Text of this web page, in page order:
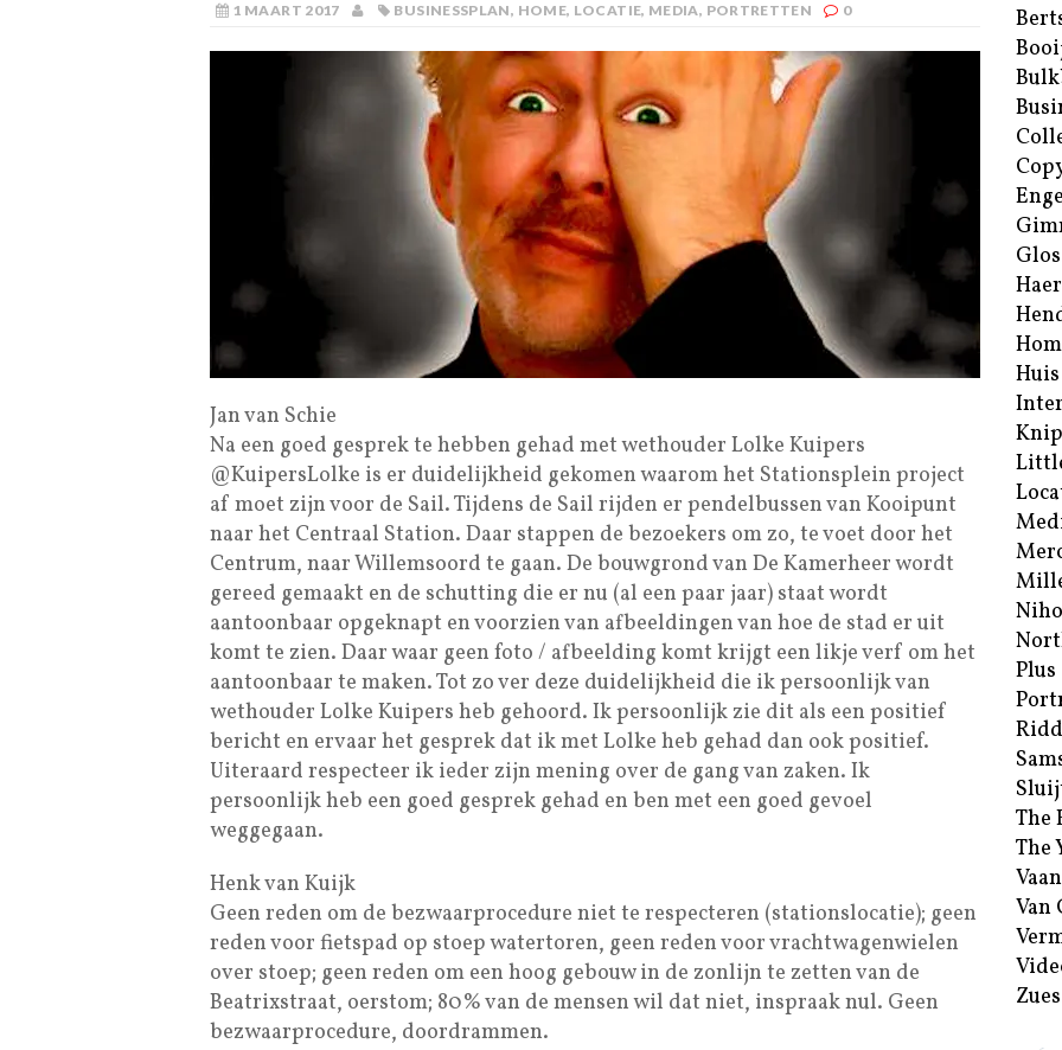
1 MAART 2017 BUSINESSPLAN, HOME, LOCATIE, MEDIA, PORTRETTEN 0
Jan van Schie
Na een goed gesprek te hebben gehad met wethouder Lolke Kuipers
@KuipersLolke is er duidelijkheid gekomen waarom het Stationsplein project
af moet zijn voor de Sail. Tijdens de Sail rijden er pendelbussen van Kooipunt
naar het Centraal Station. Daar stappen de bezoekers om zo, te voet door het
Centrum, naar Willemsoord te gaan. De bouwgrond van De Kamerheer wordt
gereed gemaakt en de schutting die er nu (al een paar jaar) staat wordt
aantoonbaar opgeknapt en voorzien van afbeeldingen van hoe de stad er uit
komt te zien. Daar waar geen foto / afbeelding komt krijgt een likje verf om het
aantoonbaar te maken. Tot zo ver deze duidelijkheid die ik persoonlijk van
wethouder Lolke Kuipers heb gehoord. Ik persoonlijk zie dit als een positief
bericht en ervaar het gesprek dat ik met Lolke heb gehad dan ook positief.
Uiteraard respecteer ik ieder zijn mening over de gang van zaken. Ik
persoonlijk heb een goed gesprek gehad en ben met een goed gevoel
weggegaan.
Henk van Kuijk
Geen reden om de bezwaarprocedure niet te respecteren (stationslocatie); geen
reden voor fietspad op stoep watertoren, geen reden voor vrachtwagenwielen
over stoep; geen reden om een hoog gebouw in de zonlijn te zetten van de
Beatrixstraat, oerstom; 80% van de mensen wil dat niet, inspraak nul. Geen
bezwaarprocedure, doordrammen.
Plus
The
The
Van